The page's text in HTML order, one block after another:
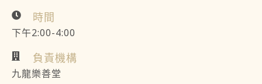
時間
下午2:00-4:00
負責機構
九龍樂善堂